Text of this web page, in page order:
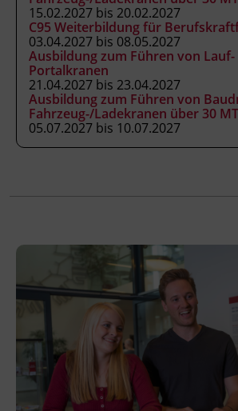
BFI Tirol Bildungszentrum
Ing.-Etzel-Straße 7
6020 Innsbruck
Förderhinweis
Das Land Tirol fördert bis zu
der Kurskosten. Nähere
Anhang 3 der
Verordnung, als ermächtigte
Ausbildungseinrichtung gemäß
ArbeitnehmerInnenschutzgesetz,
450/1994 idgF
Terminübersicht
15.02.2027 bis 20.02.2027
C95 Weiterbildung für
03.04.2027 bis 08.05.2027
Ausbildung zum Führen von Lauf-
Portalkranen
21.04.2027 bis 23.04.2027
Ausbildung zum Führen von
Fahrzeug-/Ladekranen über 30 MT
05.07.2027 bis 10.07.2027